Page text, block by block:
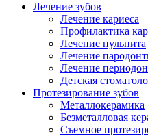
Лечение зубов
Лечение кариеса
Профилактика
Лечение пульпита
Лечение
Лечение
Детская
Протезирование зубов
Металлокерамика
Безметалловая
Съемное